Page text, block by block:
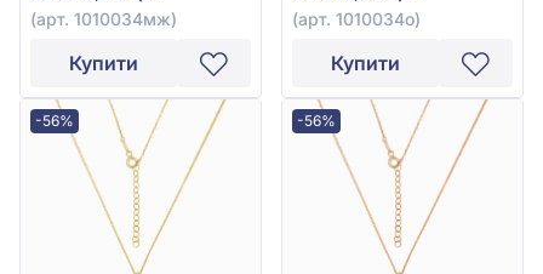
(арт. 1010034мж)
Купити
(арт. 1010034о)
Купити
-56% -56%